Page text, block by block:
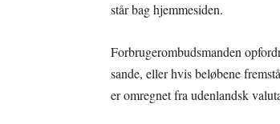
står bag hjemmesiden.
Forbrugerombudsmanden
sande, eller hvis beløbene
er omregnet fra udenlandsk